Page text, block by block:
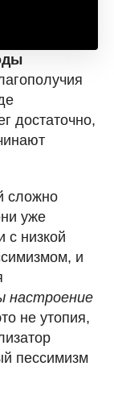
достаточно,
сложно
уже
с низкой
и
настроение
не утопия,
пессимизм